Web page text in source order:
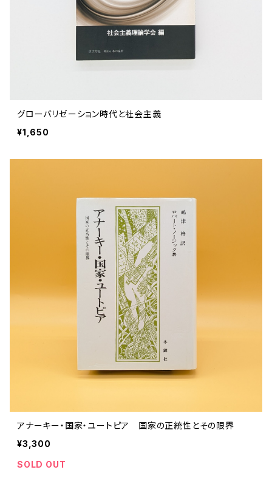
グローバリゼーション時代と社会主義
¥1,650
アナーキー・国家・ユートピア 国家の正統性とその限界
¥3,300
SOLD OUT